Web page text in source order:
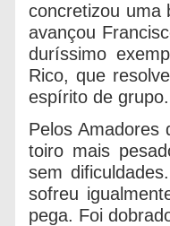
concretizou uma
avançou
duríssimo
Rico, que
espírito de grupo.
Pelos Amadores
toiro mais
sem
sofreu
pega. Foi